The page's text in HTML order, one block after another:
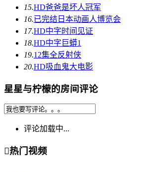
15.HD爸爸是坏人冠军
16.已完结 日本动画人博览会
17.HD中字时间见证
18.HD中字 巨蟒1
19.12集全反射侠
20.HD吸血鬼大电影
星星与柠檬的房间评论
评论加载中...
热门视频